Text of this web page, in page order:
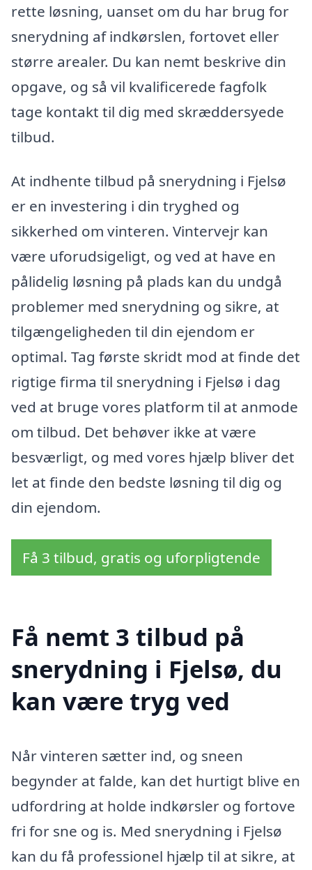
rette løsning, uanset om du har brug for
snerydning af indkørslen, fortovet eller
større arealer. Du kan nemt beskrive din
opgave, og så vil kvalificerede fagfolk
tage kontakt til dig med skræddersyede
tilbud.
At indhente tilbud på snerydning i Fjelsø
er en investering i din tryghed og
sikkerhed om vinteren. Vintervejr kan
være uforudsigeligt, og ved at have en
pålidelig løsning på plads kan du undgå
problemer med snerydning og sikre, at
tilgængeligheden til din ejendom er
optimal. Tag første skridt mod at finde det
rigtige firma til snerydning i Fjelsø i dag
ved at bruge vores platform til at anmode
om tilbud. Det behøver ikke at være
besværligt, og med vores hjælp bliver det
let at finde den bedste løsning til dig og
din ejendom.
Få 3 tilbud, gratis og uforpligtende
Få nemt 3 tilbud på
snerydning i Fjelsø, du
kan være tryg ved
Når vinteren sætter ind, og sneen
begynder at falde, kan det hurtigt blive en
udfordring at holde indkørsler og fortove
fri for sne og is. Med snerydning i Fjelsø
kan du få professionel hjælp til at sikre, at